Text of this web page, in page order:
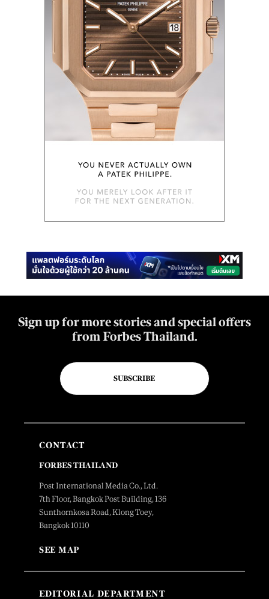
Sign up for more stories and special offers
from Forbes Thailand.
SUBSCRIBE
CONTACT
FORBES THAILAND
Post International Media Co., Ltd.
7th Floor, Bangkok Post Building, 136
Sunthornkosa Road, Klong Toey,
Bangkok 10110
SEE MAP
EDITORIAL DEPARTMENT